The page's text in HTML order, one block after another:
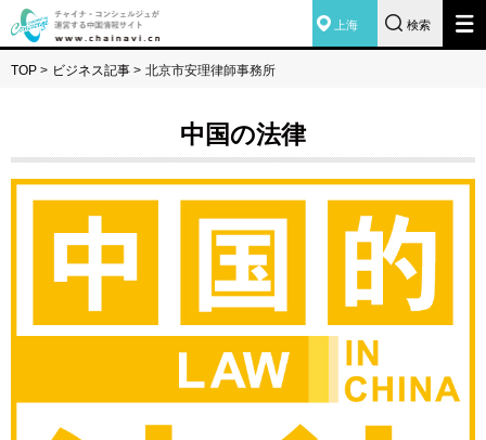
上海 検索
TOP > ビジネス記事 > 北京市安理律師事務所
中国の法律